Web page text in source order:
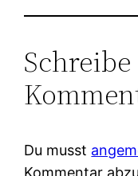
Du musst
Kommentar